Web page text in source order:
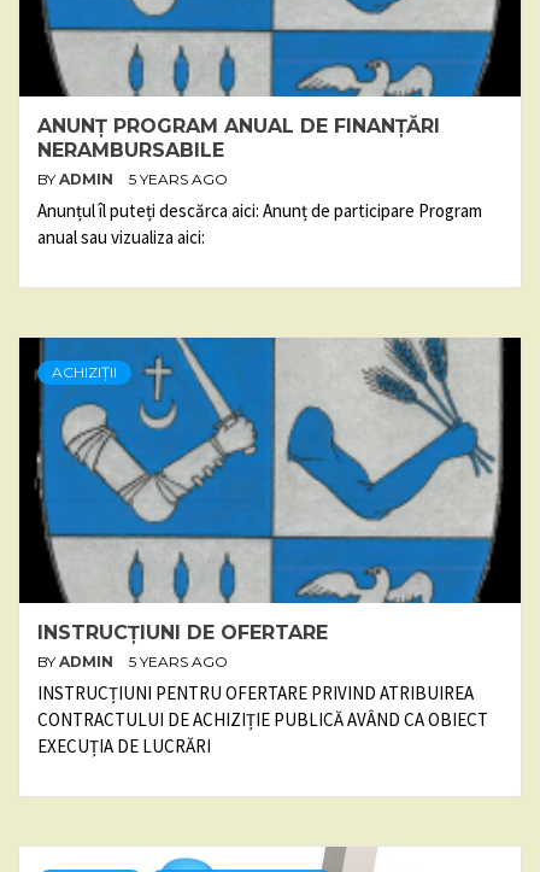
ANUNȚ PROGRAM ANUAL DE FINANȚĂRI
NERAMBURSABILE
BY ADMIN 5 YEARS AGO
Anunțul îl puteți descărca aici: Anunț de participare Program
anual sau vizualiza aici:
ACHIZIȚII
INSTRUCȚIUNI DE OFERTARE
BY ADMIN 5 YEARS AGO
INSTRUCȚIUNI PENTRU OFERTARE PRIVIND ATRIBUIREA
CONTRACTULUI DE ACHIZIȚIE PUBLICĂ AVÂND CA OBIECT
EXECUȚIA DE LUCRĂRI